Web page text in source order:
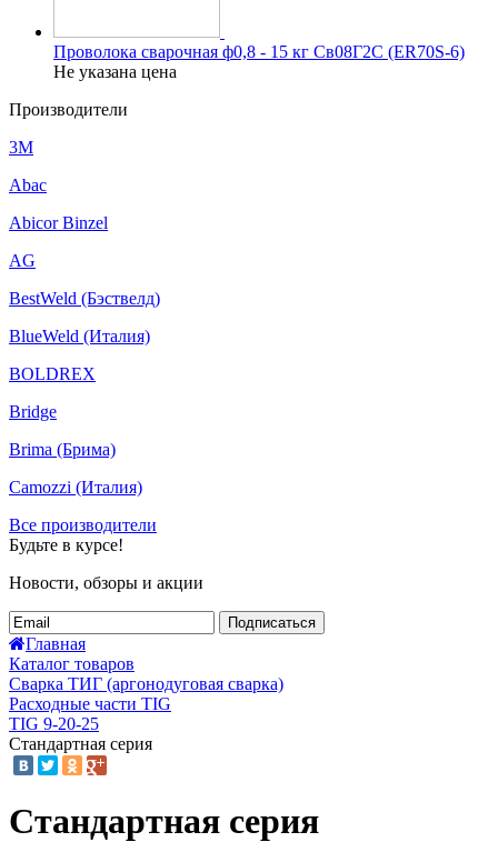
Проволока сварочная ф0,8 - 15 кг Св08Г2С (ER70S-6)
Не указана цена
Производители
3M
Abac
Abicor Binzel
AG
BestWeld (Бэствелд)
BlueWeld (Италия)
BOLDREX
Bridge
Brima (Брима)
Camozzi (Италия)
Все производители
Будьте в курсе!
Новости, обзоры и акции
Подписаться
Главная
Каталог товаров
Сварка ТИГ (аргонодуговая сварка)
Расходные части TIG
TIG 9-20-25
Стандартная серия
Стандартная серия